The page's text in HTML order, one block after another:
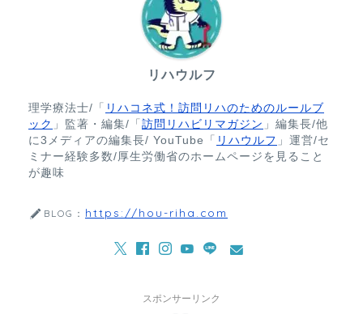
リハウルフ
理学療法士/「 リハコネ式！訪問リハのためのルールブ
ック 」監著・編集/「 訪問リハビリマガジン 」編集長/他
に3メディアの編集長/ YouTube「 リハウルフ 」運営/セ
ミナー経験多数/厚生労働省のホームページを見ること
が趣味
BLOG： https://hou-riha.com
スポンサーリンク